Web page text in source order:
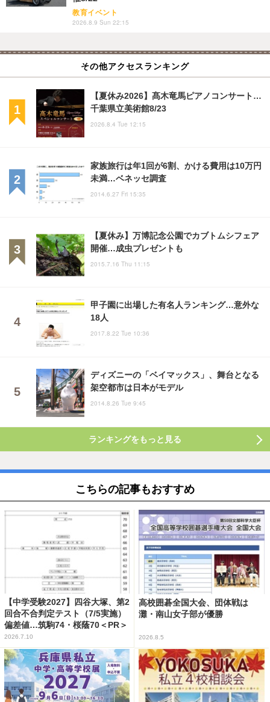
教育イベント
2026.8.9 Sun 22:15
その他アクセスランキング
【夏休み2026】髙木竜馬ピアノコンサート…
千葉県立美術館8/23
2026.8.4 Tue 12:15
家族旅行は年1回が6割、かける費用は10万円
未満…ベネッセ調査
2014.6.27 Fri 15:35
【夏休み】万博記念公園でカブトムシフェア
開催…成虫プレゼントも
2015.7.16 Thu 11:15
甲子園に出場した有名人ランキング…意外な
18人
2017.8.22 Tue 10:36
ディズニーの「ベイマックス」、舞台となる
架空都市は日本がモデル
2014.8.26 Tue 9:45
ランキングをもっと見る
こちらの記事もおすすめ
【中学受験2027】四谷大塚、第2
回合不合判定テスト（7/5実施）
偏差値…筑駒74・桜蔭70＜PR＞
2026.7.10
高校囲碁全国大会、団体戦は
灘・南山女子部が優勝
2026.8.5